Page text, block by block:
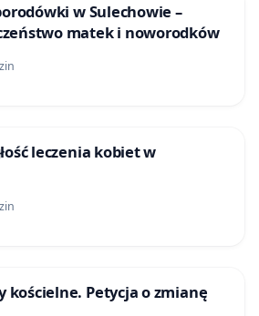
w Sulechowie –
matek i noworodków
leczenia kobiet w
kościelne. Petycja o zmianę